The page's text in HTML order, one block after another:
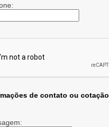
de contato ou cotação